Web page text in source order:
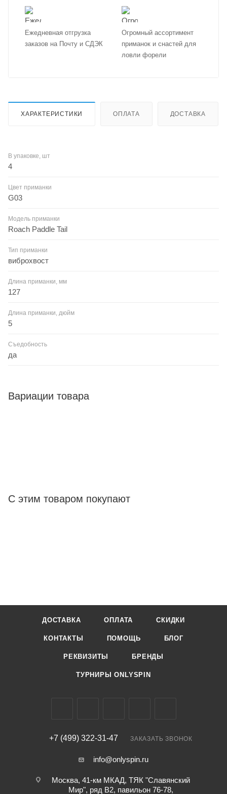
Ежедневная отгрузка
заказов на Почту и СДЭК
Огромный ассортимент
приманок и снастей для
ловли форели
ХАРАКТЕРИСТИКИ ОПЛАТА ДОСТАВКА
В упаковке, шт
4
Цвет приманки
G03
Модель приманки
Roach Paddle Tail
Тип приманки
виброхвост
Длина приманки, мм
127
Длина приманки, дюйм
5
Съедобность
да
Вариации товара
С этим товаром покупают
ДОСТАВКА ОПЛАТА СКИДКИ
КОНТАКТЫ ПОМОЩЬ БЛОГ
РЕКВИЗИТЫ БРЕНДЫ
ТУРНИРЫ ONLYSPIN
+7 (499) 322-31-47 ЗАКАЗАТЬ ЗВОНОК
info@onlyspin.ru
Москва, 41-км МКАД, ТЯК "Славянский
Мир", ряд В2, павильон 76-78,